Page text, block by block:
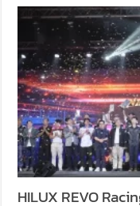
HILUX REVO